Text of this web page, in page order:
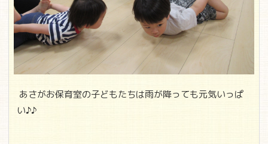
あさがお保育室の子どもたちは雨が降っても元気いっぱ
い♪♪